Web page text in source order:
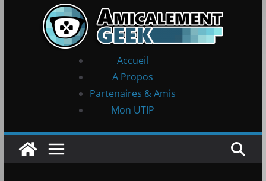
Accueil
A Propos
Partenaires & Amis
Mon UTIP